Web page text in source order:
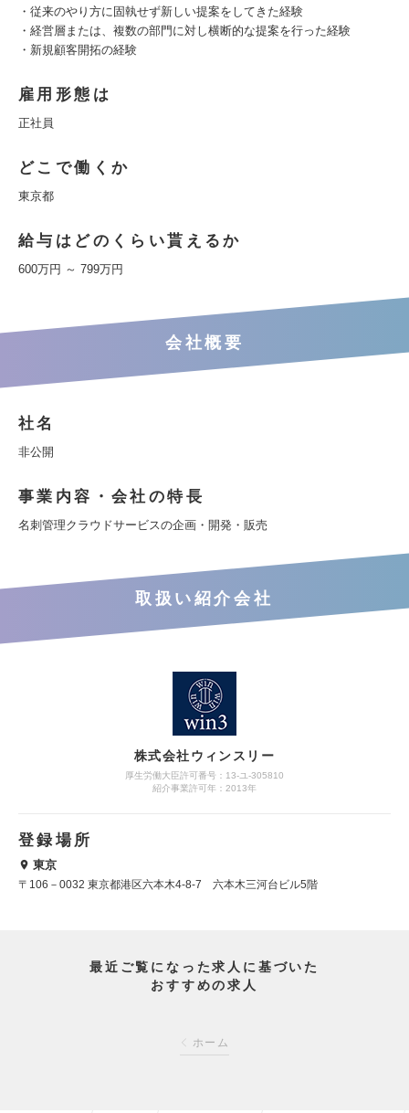
・従来のやり方に固執せず新しい提案をしてきた経験
・経営層または、複数の部門に対し横断的な提案を行った経験
・新規顧客開拓の経験
雇用形態は
正社員
どこで働くか
東京都
給与はどのくらい貰えるか
600万円 ～ 799万円
会社概要
社名
非公開
事業内容・会社の特長
名刺管理クラウドサービスの企画・開発・販売
取扱い紹介会社
株式会社ウィンスリー
厚生労働大臣許可番号：13-ユ-305810
紹介事業許可年：2013年
登録場所
東京
〒106－0032 東京都港区六本木4-8-7 六本木三河台ビル5階
最近ご覧になった求人に基づいた
おすすめの求人
ホーム